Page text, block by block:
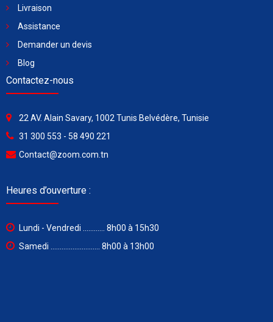
Livraison
Assistance
Demander un devis
Blog
Contactez-nous
22 AV. Alain Savary, 1002 Tunis Belvédère, Tunisie
31 300 553 - 58 490 221
Contact@zoom.com.tn
Heures d’ouverture :
Lundi - Vendredi ............ 8h00 à 15h30
Samedi ........................... 8h00 à 13h00